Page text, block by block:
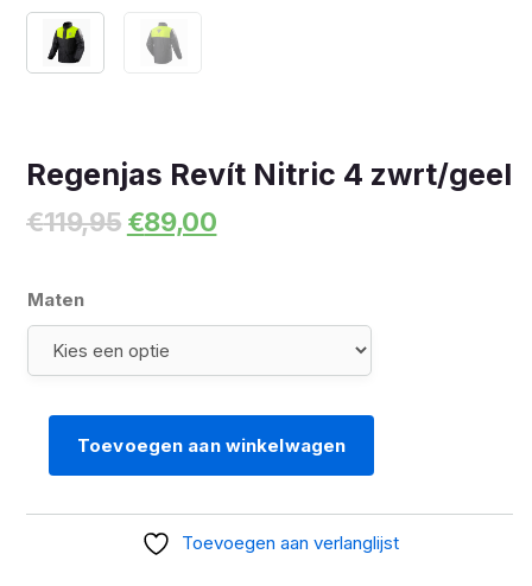
Regenjas Revít Nitric 4 zwrt/geel
€119,95 Oorspronkelijke
prijs
€89,00Huidige
prijs
Maten
Toevoegen aan winkelwagen
Toevoegen aan verlanglijst